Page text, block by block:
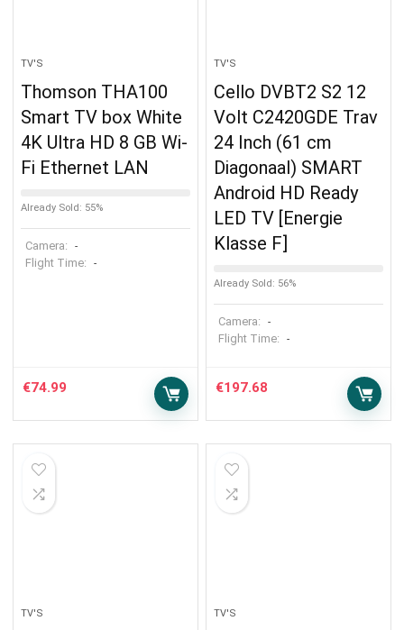
TV'S
Thomson THA100
Smart TV box White
4K Ultra HD 8 GB Wi-
Fi Ethernet LAN
Already Sold: 55%
Camera: -
Flight Time: -
€74.99
TV'S
Cello DVBT2 S2 12
Volt C2420GDE Trav
24 Inch (61 cm
Diagonaal) SMART
Android HD Ready
LED TV [Energie
Klasse F]
Already Sold: 56%
Camera: -
Flight Time: -
€197.68
TV'S TV'S